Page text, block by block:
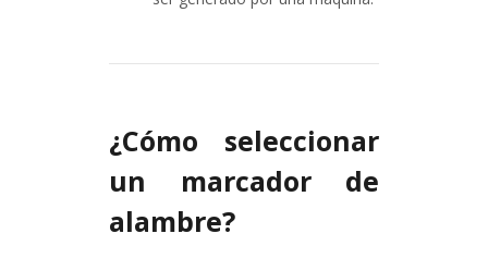
¿Cómo seleccionar
un marcador de
alambre?